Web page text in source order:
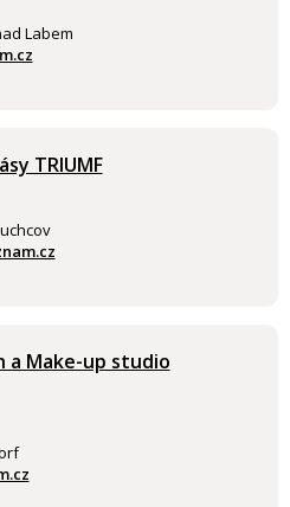
Labem
TRIUMF
a Make-up studio